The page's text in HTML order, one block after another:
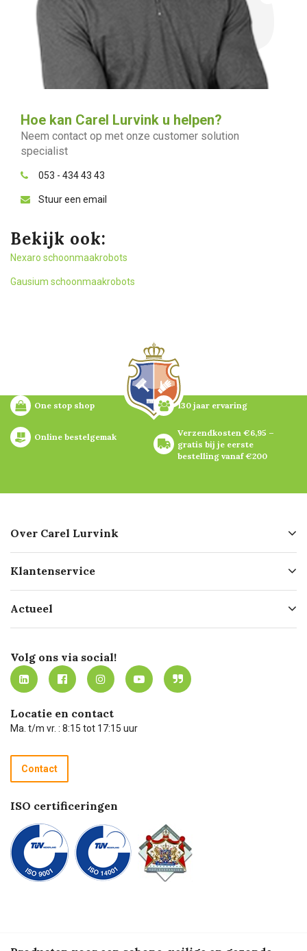
Hoe kan Carel Lurvink u helpen?
Neem contact op met onze customer solution
specialist
053 - 434 43 43
Stuur een email
Bekijk ook:
Nexaro schoonmaakrobots
Gausium schoonmaakrobots
One stop shop 130 jaar ervaring
Online bestelgemak
Verzendkosten €6,95 –
gratis bij je eerste
bestelling vanaf €200
Over Carel Lurvink
Geschiedenis
Missie
Werken bij Carel Lurvink
MVO
Klantenservice
Bezorgen
Mijn Carel Lurvink
Mijn Carel Lurvink instructievideo's
Carel Lurvink App
Hulp op afstand
Technische dienst
Recycle programma
Betalen
Actueel
Innovation LAB
Tevreden klanten
Carel Lurvink Blog
Carel de podcast
Volg ons via social!
Locatie en contact
Ma. t/m vr. : 8:15 tot 17:15 uur
Contact
ISO certificeringen